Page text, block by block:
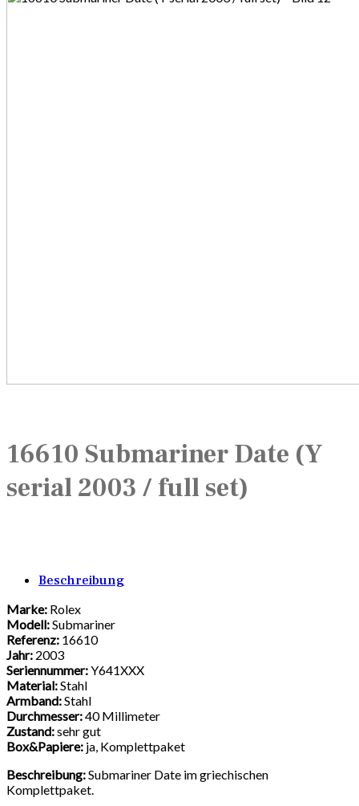
16610 Submariner Date (Y
serial 2003 / full set)
Beschreibung
Marke: Rolex
Modell:Submariner
Referenz: 16610
Jahr: 2003
Seriennummer:Y641XXX
Material:Stahl
Armband:Stahl
Durchmesser:40 Millimeter
Zustand:sehr gut
Box&Papiere: ja, Komplettpaket
Beschreibung:Submariner Date im griechischen
Komplettpaket.